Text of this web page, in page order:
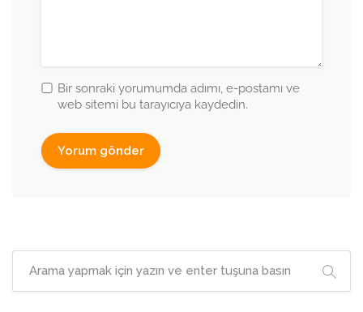
Bir sonraki yorumumda adımı, e-postamı ve
web sitemi bu tarayıcıya kaydedin.